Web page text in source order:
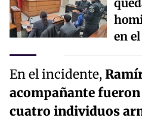
en
En el incidente,
acompañante
cuatro individuos